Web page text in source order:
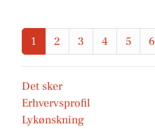
1 2 3 4 5 6
Det sker
Erhvervsprofil
Lykønskning